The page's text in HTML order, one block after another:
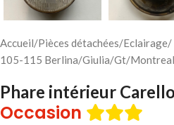
Accueil/Pièces détachées/Eclairage/
105-115 Berlina/Giulia/Gt/
Phare intérieur
Occasion